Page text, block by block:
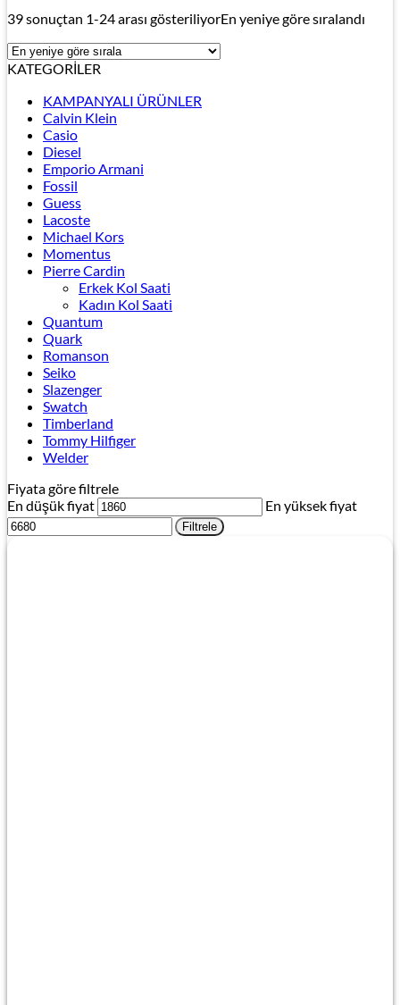
39 sonuçtan 1-24 arası gösteriliyorEn yeniye göre sıralandı
KATEGORİLER
KAMPANYALI ÜRÜNLER
Calvin Klein
Casio
Diesel
Emporio Armani
Fossil
Guess
Lacoste
Michael Kors
Momentus
Pierre Cardin
Erkek Kol Saati
Kadın Kol Saati
Quantum
Quark
Romanson
Seiko
Slazenger
Swatch
Timberland
Tommy Hilfiger
Welder
Fiyata göre filtrele
En düşük fiyat
En yüksek fiyat
Filtrele